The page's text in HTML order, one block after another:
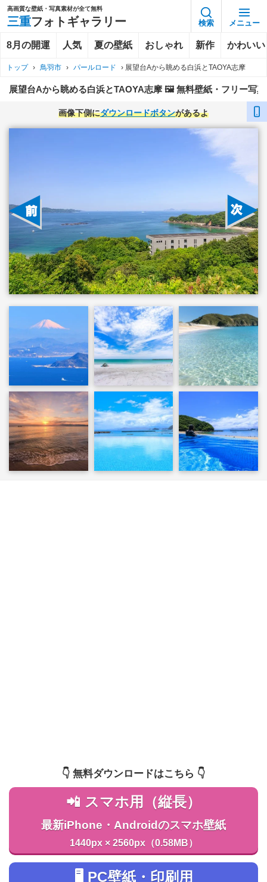
高画質な壁紙・写真素材が全て無料
三重フォトギャラリー 検索 メニュー
8月の開運 人気 夏の壁紙 おしゃれ 新作 かわいい
トップ › 鳥羽市 › パールロード › 展望台Aから眺める白浜とTAOYA志摩
展望台Aから眺める白浜とTAOYA志摩 🖼️ 無料壁紙・フリー写
画像下側にダウンロードボタンがあるよ
👇️ 無料ダウンロードはこちら 👇️
📲 スマホ用（縦長）
最新iPhone・Androidのスマホ壁紙
1440px × 2560px（0.58MB）
🖥️ PC壁紙・印刷用